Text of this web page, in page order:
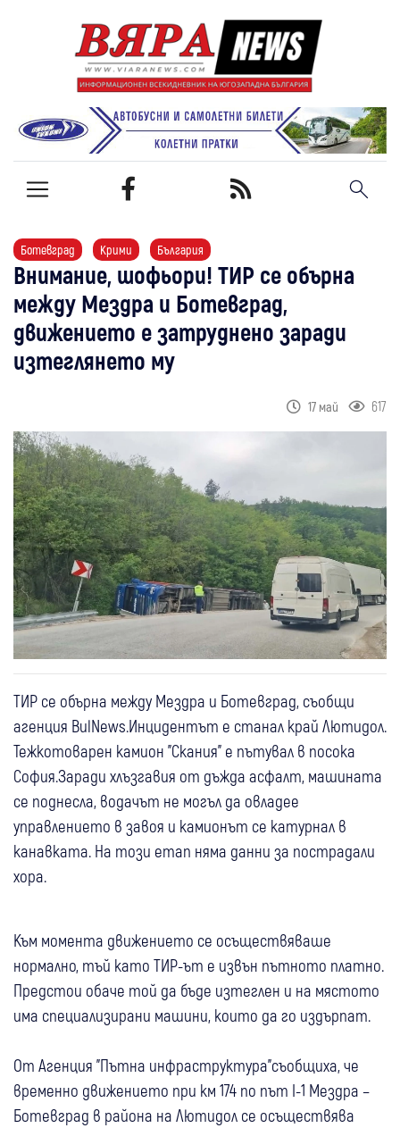
Ботевград Крими България
Внимание, шофьори! ТИР се обърна
между Мездра и Ботевград,
движението е затруднено заради
изтеглянето му
17 май 617
ТИР се обърна между Мездра и Ботевград, съобщи
агенция BulNews.Инцидентът е станал край Лютидол.
Тежкотоварен камион "Скания" е пътувал в посока
София.Заради хлъзгавия от дъжда асфалт, машината
се поднесла, водачът не могъл да овладее
управлението в завоя и камионът се катурнал в
канавката. На този етап няма данни за пострадали
хора.
Към момента движението се осъществяваше
нормално, тъй като ТИР-ът е извън пътното платно.
Предстои обаче той да бъде изтеглен и на мястото
има специализирани машини, които да го издърпат.
От Агенция "Пътна инфраструктура"съобщиха, че
временно движението при км 174 по път I-1 Мездра –
Ботевград в района на Лютидол се осъществява